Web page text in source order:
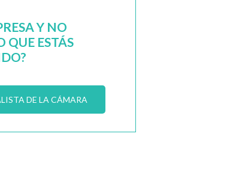
Y NO
QUE ESTÁS
DE LA CÁMARA